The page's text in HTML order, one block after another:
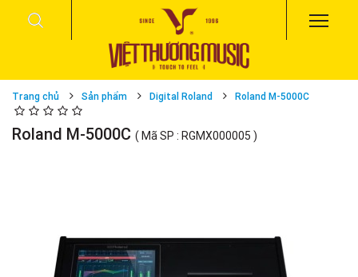
Trang chủ Sản phẩm Digital Roland Roland M-5000C
Roland M-5000C ( Mã SP : RGMX000005 )